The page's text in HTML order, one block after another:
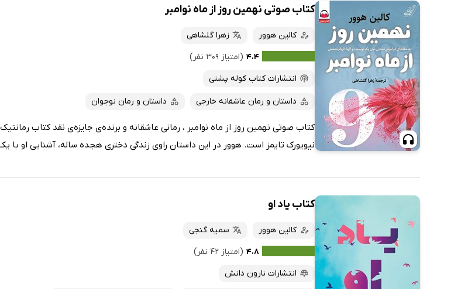
کتاب صوتی نهمین روز از ماه نوامبر
کالین هوور
زهرا گلشاهی
۴.۴ (امتیاز ۳۰۹ نفر)
انتشارات کتاب کوله پشتی
داستان و رمان عاشقانه خارجی داستان و رمان نوجوان
کتاب صوتی نهمین روز از ماه نوامبر ، رمانی عاشقانه و برنده‌ی جایزه‌ی نقد کتاب
نیویورک تایمز است. هوور در این داستان راوی زندگی دختری هجده ساله، آشنایی او با
کتاب یاد او
کالین هوور
سمیه گنجی
۴.۸ (امتیاز ۴۲ نفر)
انتشارات نارون دانش